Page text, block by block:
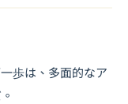
歩は、多面的なア